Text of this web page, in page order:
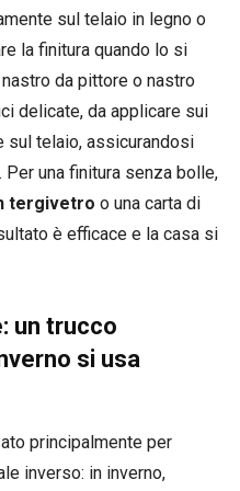
sul telaio in legno o
la finitura quando lo si
da pittore o nastro
delicate, da applicare sui
telaio, assicurandosi
una finitura senza bolle,
tergivetro o una carta di
è efficace e la casa si
un trucco
si usa
principalmente per
inverso: in inverno,